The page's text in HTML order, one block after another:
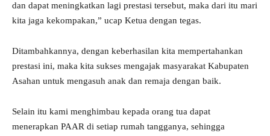
dan dapat meningkatkan lagi prestasi tersebut, maka dari itu mari
kita jaga kekompakan,” ucap Ketua dengan tegas.
Ditambahkannya, dengan keberhasilan kita mempertahankan
prestasi ini, maka kita sukses mengajak masyarakat Kabupaten
Asahan untuk mengasuh anak dan remaja dengan baik.
Selain itu kami menghimbau kepada orang tua dapat
menerapkan PAAR di setiap rumah tangganya, sehingga